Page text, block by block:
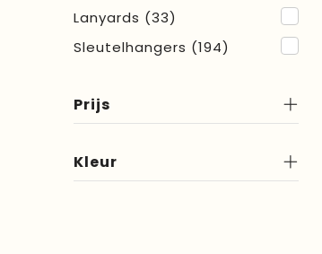
Lanyards (33)
Sleutelhangers (194)
Prijs
Kleur